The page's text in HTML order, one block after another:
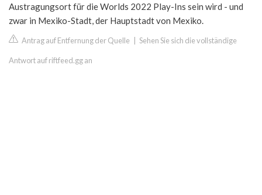
Austragungsort für die Worlds 2022 Play-Ins sein wird - und
zwar in Mexiko-Stadt, der Hauptstadt von Mexiko.
Antrag auf Entfernung der Quelle Sehen Sie sich die vollständige
Antwort auf riftfeed.gg an